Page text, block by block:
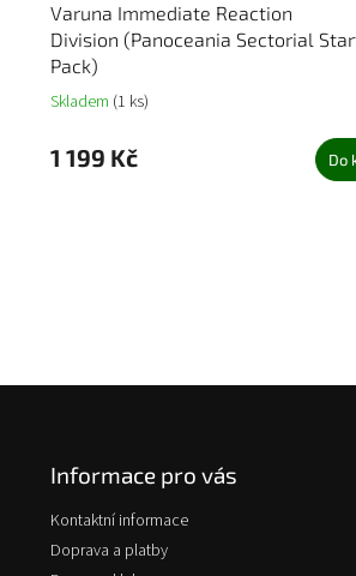
Varuna Immediate Reaction
Division (Panoceania Sectorial
Pack)
Skladem (1 ks)
1 199 Kč Do
Informace pro vás
Kontaktní informace
Doprava a platby